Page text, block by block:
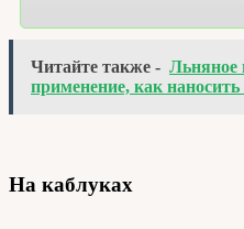
Читайте также - Льняное
применение, как
На каблуках